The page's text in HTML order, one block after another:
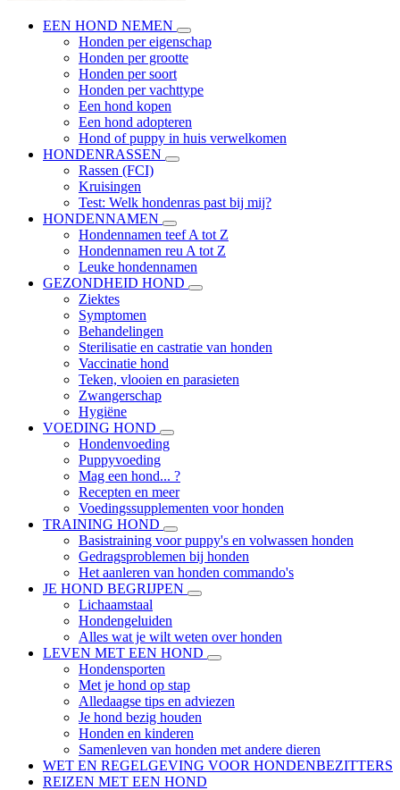
EEN HOND NEMEN
Honden per eigenschap
Honden per grootte
Honden per soort
Honden per vachttype
Een hond kopen
Een hond adopteren
Hond of puppy in huis verwelkomen
HONDENRASSEN
Rassen (FCI)
Kruisingen
Test: Welk hondenras past bij mij?
HONDENNAMEN
Hondennamen teef A tot Z
Hondennamen reu A tot Z
Leuke hondennamen
GEZONDHEID HOND
Ziektes
Symptomen
Behandelingen
Sterilisatie en castratie van honden
Vaccinatie hond
Teken, vlooien en parasieten
Zwangerschap
Hygiëne
VOEDING HOND
Hondenvoeding
Puppyvoeding
Mag een hond... ?
Recepten en meer
Voedingssupplementen voor honden
TRAINING HOND
Basistraining voor puppy's en volwassen honden
Gedragsproblemen bij honden
Het aanleren van honden commando's
JE HOND BEGRIJPEN
Lichaamstaal
Hondengeluiden
Alles wat je wilt weten over honden
LEVEN MET EEN HOND
Hondensporten
Met je hond op stap
Alledaagse tips en adviezen
Je hond bezig houden
Honden en kinderen
Samenleven van honden met andere dieren
WET EN REGELGEVING VOOR HONDENBEZITTERS
REIZEN MET EEN HOND